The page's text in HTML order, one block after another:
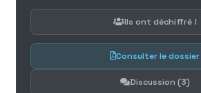
Ils ont déchiffré !
Consulter le dossier
Discussion (3)